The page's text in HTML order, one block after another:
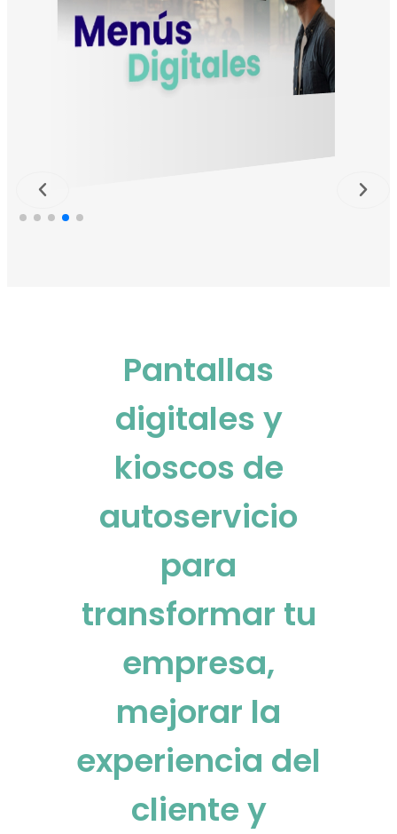
Pantallas
digitales y
kioscos de
autoservicio
para
transformar tu
empresa,
mejorar la
experiencia del
cliente y